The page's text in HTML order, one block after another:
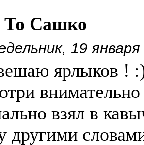
То Сашко
19
ярлыков !
взял в
другими